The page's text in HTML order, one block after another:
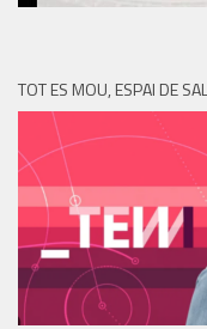
TOT ES MOU, ESPAI DE